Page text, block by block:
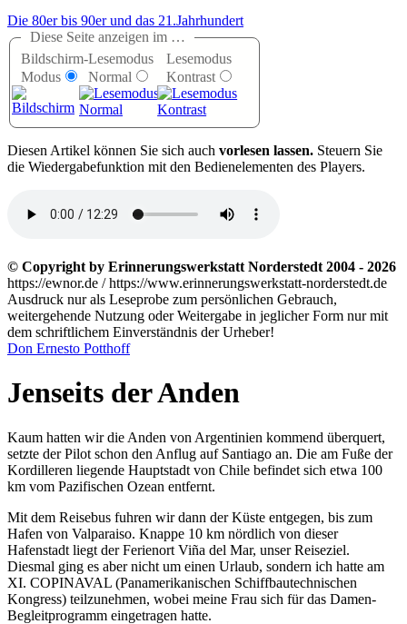
Die 80er bis 90er und das 21.Jahrhundert
Diese Seite anzeigen im …
Bildschirm-
Modus
Lesemodus
Normal
Lesemodus
Kontrast
Diesen Artikel können Sie sich auch vorlesen lassen. Steuern Sie
die Wiedergabefunktion mit den Bedienelementen des Players.
© Copyright by Erinnerungswerkstatt Norderstedt 2004 - 2026
https://ewnor.de / https://www.erinnerungswerkstatt-norderstedt.de
Ausdruck nur als Leseprobe zum persönlichen Gebrauch,
weitergehende Nutzung oder Weitergabe in jeglicher Form nur mit
dem schriftlichem Einverständnis der Urheber!
Don Ernesto Potthoff
Jenseits der Anden
Kaum hatten wir die Anden von Argentinien kommend überquert,
setzte der Pilot schon den Anflug auf Santiago an. Die am Fuße der
Kordilleren liegende Hauptstadt von Chile befindet sich etwa 100
km vom Pazifischen Ozean entfernt.
Mit dem Reisebus fuhren wir dann der Küste entgegen, bis zum
Hafen von Valparaiso. Knappe 10 km nördlich von dieser
Hafenstadt liegt der Ferienort Viña del Mar, unser Reiseziel.
Diesmal ging es aber nicht um einen Urlaub, sondern ich hatte am
XI. COPINAVAL (Panamerikanischen Schiffbautechnischen
Kongress) teilzunehmen, wobei meine Frau sich für das Damen-
Begleitprogramm eingetragen hatte.